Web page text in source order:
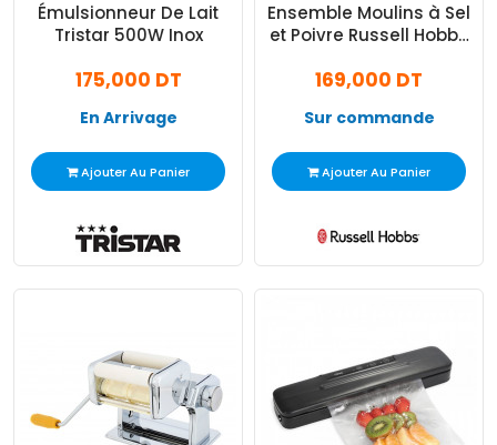
Émulsionneur De Lait
Tristar 500W Inox
175,000 DT
En Arrivage
Ajouter Au Panier
Ensemble Moulins à Sel
et Poivre Russell Hobbs
169,000 DT
Sur commande
Ajouter Au Panier